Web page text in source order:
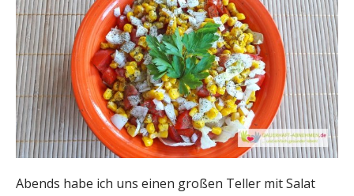
Abends habe ich uns einen großen Teller mit Salat